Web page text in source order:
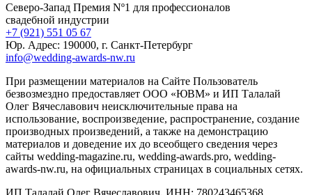
Северо-Запад Премия Nº1 для профессионалов
свадебной индустрии
+7 (921) 551 05 67
Юр. Адрес: 190000, г. Санкт-Петербург
info@wedding-awards-nw.ru
При размещении материалов на Сайте Пользователь
безвозмездно предоставляет ООО «ЮВМ» и ИП Талалай
Олег Вячеславович неисключительные права на
использование, воспроизведение, распространение, создание
производных произведений, а также на демонстрацию
материалов и доведение их до всеобщего сведения через
сайты wedding-magazine.ru, wedding-awards.pro, wedding-
awards-nw.ru, на официальных страницах в социальных сетях.
ИП Талалай Олег Вячеславович, ИНН: 780243465368